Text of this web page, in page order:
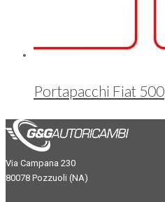
Portapacchi Fiat 500
Via Campana 230
80078 Pozzuoli (NA)